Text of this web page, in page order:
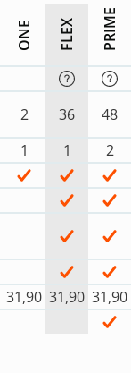
ONE FLEX PRIME
2 36
48
1 1
2
31,90 31,90 31,90